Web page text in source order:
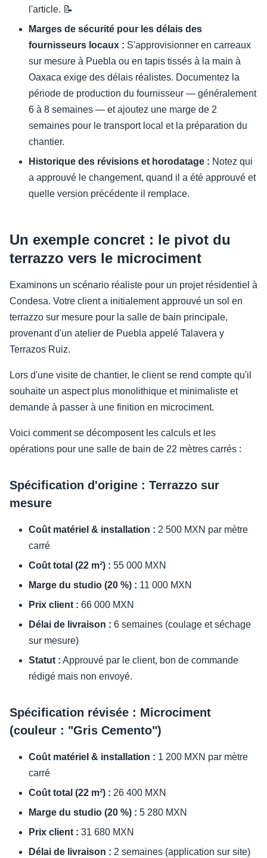
l'article. 📝
Marges de sécurité pour les délais des
fournisseurs locaux : S'approvisionner en carreaux
sur mesure à Puebla ou en tapis tissés à la main à
Oaxaca exige des délais réalistes. Documentez la
période de production du fournisseur — généralement
6 à 8 semaines — et ajoutez une marge de 2
semaines pour le transport local et la préparation du
chantier.
Historique des révisions et horodatage : Notez qui
a approuvé le changement, quand il a été approuvé et
quelle version précédente il remplace.
Un exemple concret : le pivot du
terrazzo vers le microciment
Examinons un scénario réaliste pour un projet résidentiel à
Condesa. Votre client a initialement approuvé un sol en
terrazzo sur mesure pour la salle de bain principale,
provenant d'un atelier de Puebla appelé Talavera y
Terrazos Ruiz.
Lors d'une visite de chantier, le client se rend compte qu'il
souhaite un aspect plus monolithique et minimaliste et
demande à passer à une finition en microciment.
Voici comment se décomposent les calculs et les
opérations pour une salle de bain de 22 mètres carrés :
Spécification d'origine : Terrazzo sur
mesure
Coût matériel & installation : 2 500 MXN par mètre
carré
Coût total (22 m²) : 55 000 MXN
Marge du studio (20 %) : 11 000 MXN
Prix client : 66 000 MXN
Délai de livraison : 6 semaines (coulage et séchage
sur mesure)
Statut : Approuvé par le client, bon de commande
rédigé mais non envoyé.
Spécification révisée : Microciment
(couleur : "Gris Cemento")
Coût matériel & installation : 1 200 MXN par mètre
carré
Coût total (22 m²) : 26 400 MXN
Marge du studio (20 %) : 5 280 MXN
Prix client : 31 680 MXN
Délai de livraison : 2 semaines (application sur site)